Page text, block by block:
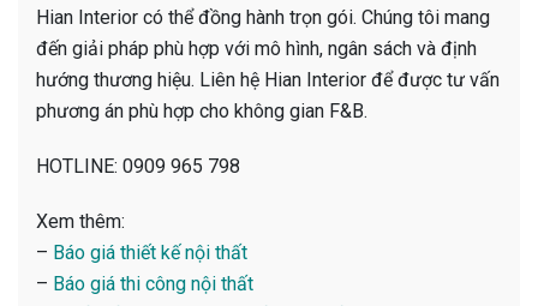
Hian Interior có thể đồng hành trọn gói. Chúng tôi mang
đến giải pháp phù hợp với mô hình, ngân sách và định
hướng thương hiệu. Liên hệ Hian Interior để được tư vấn
phương án phù hợp cho không gian F&B.
HOTLINE: 0909 965 798
Xem thêm:
– Báo giá thiết kế nội thất
– Báo giá thi công nội thất